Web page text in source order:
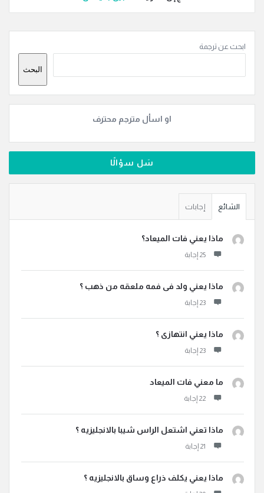
الجانبية
ابحث عن ترجمة
البحث
او اسأل مترجم محترف
سَل سؤالًا
الشائع إجابات
ماذا يعني فات الميعاد؟
ماذا يعني ولد فى فمه ملعقه من ذهب ؟
ماذا يعني انتهازى ؟
ما معني فات الميعاد
ماذا تعني اشتعل الراس شيبا بالانجليزيه ؟
ماذا يعني يكلف ذراع وساق بالانجليزيه ؟